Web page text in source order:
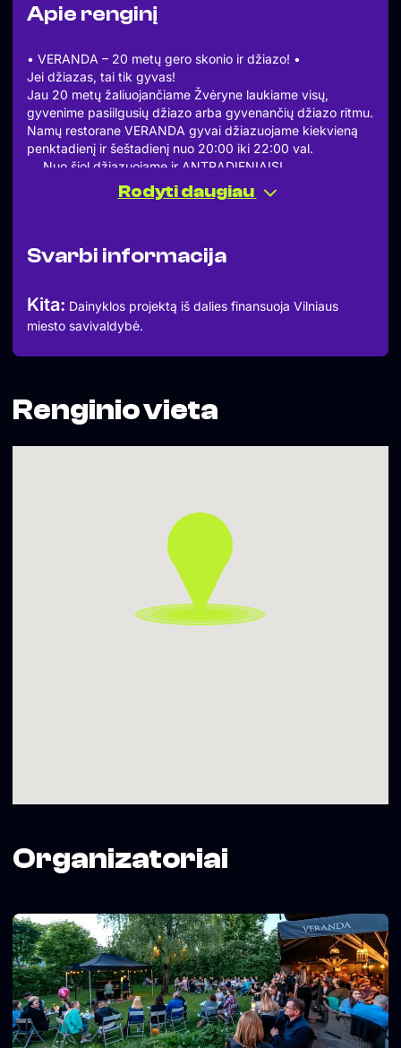
Apie renginį
• VERANDA – 20 metų gero skonio ir džiazo! •
Jei džiazas, tai tik gyvas!
Jau 20 metų žaliuojančiame Žvėryne laukiame visų,
gyvenime pasiilgusių džiazo arba gyvenančių džiazo ritmu.
Namų restorane VERANDA gyvai džiazuojame kiekvieną
penktadienį ir šeštadienį nuo 20:00 iki 22:00 val.
→ Nuo šiol džiazuojame ir ANTRADIENIAIS!
• Džiazo antradieniai •
Diena, skirta mėgautis džiazu savaitės viduryje.
Diena, skirta atradimams.
– rezervacijos iki 6 svečių +370 5 2730107
– rezervacijų nuo 7 svečių derinimas –
Dainyklos “Džiazuojantis Žvėrynas” projektą iš dalies
finansuoja Vilniaus miesto savivaldybė“
Rodyti daugiau
Svarbi informacija
Kita: Dainyklos projektą iš dalies finansuoja Vilniaus
miesto savivaldybė.
Renginio vieta
Organizatoriai